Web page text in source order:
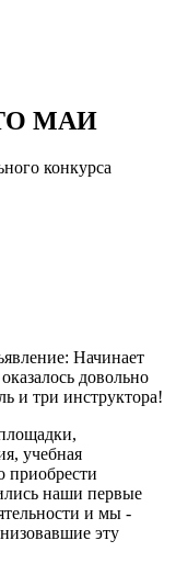
МАИ
конкурса
Начинает
довольно
и три инструктора!
учебная
приобрести
наши первые
и мы -
эту